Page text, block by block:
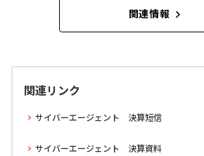
関連情報
関連リンク
サイバーエージェント 決算短信
サイバーエージェント 決算資料